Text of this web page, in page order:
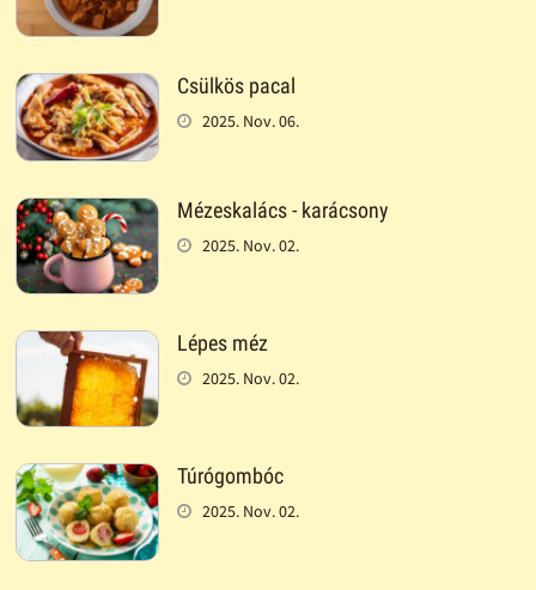
Csülkös pacal
2025. Nov. 06.
Mézeskalács - karácsony
2025. Nov. 02.
Lépes méz
2025. Nov. 02.
Túrógombóc
2025. Nov. 02.